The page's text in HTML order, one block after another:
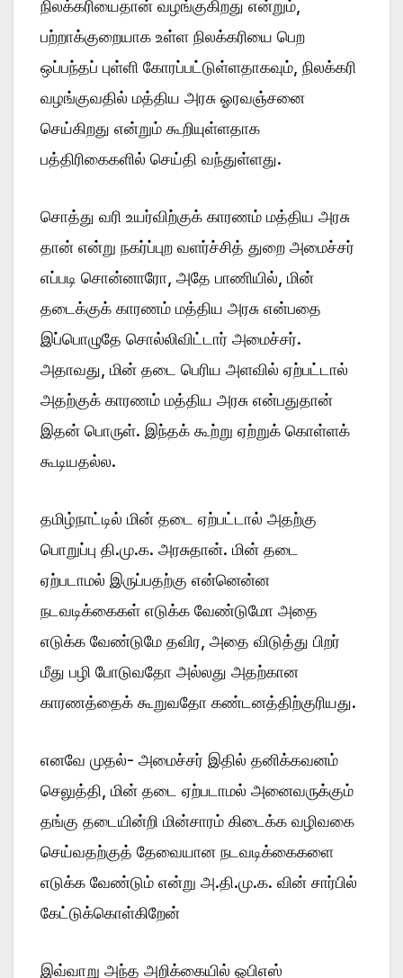
நிலக்கரியைதான் வழங்குகிறது என்றும்,
பற்றாக்குறையாக உள்ள நிலக்கரியை பெற
ஒப்பந்தப் புள்ளி கோரப்பட்டுள்ளதாகவும், நிலக்கரி
வழங்குவதில் மத்திய அரசு ஓரவஞ்சனை
செய்கிறது என்றும் கூறியுள்ளதாக
பத்திரிகைகளில் செய்தி வந்துள்ளது.
சொத்து வரி உயர்விற்குக் காரணம் மத்திய அரசு
தான் என்று நகர்ப்புற வளர்ச்சித் துறை அமைச்சர்
எப்படி சொன்னாரோ, அதே பாணியில், மின்
தடைக்குக் காரணம் மத்திய அரசு என்பதை
இப்பொழுதே சொல்லிவிட்டார் அமைச்சர்.
அதாவது, மின் தடை பெரிய அளவில் ஏற்பட்டால்
அதற்குக் காரணம் மத்திய அரசு என்பதுதான்
இதன் பொருள். இந்தக் கூற்று ஏற்றுக் கொள்ளக்
கூடியதல்ல.
தமிழ்நாட்டில் மின் தடை ஏற்பட்டால் அதற்கு
பொறுப்பு தி.மு.க. அரசுதான். மின் தடை
ஏற்படாமல் இருப்பதற்கு என்னென்ன
நடவடிக்கைகள் எடுக்க வேண்டுமோ அதை
எடுக்க வேண்டுமே தவிர, அதை விடுத்து பிறர்
மீது பழி போடுவதோ அல்லது அதற்கான
காரணத்தைக் கூறுவதோ கண்டனத்திற்குரியது.
எனவே முதல்- அமைச்சர் இதில் தனிக்கவனம்
செலுத்தி, மின் தடை ஏற்படாமல் அனைவருக்கும்
தங்கு தடையின்றி மின்சாரம் கிடைக்க வழிவகை
செய்வதற்குத் தேவையான நடவடிக்கைகளை
எடுக்க வேண்டும் என்று அ.தி.மு.க. வின் சார்பில்
கேட்டுக்கொள்கிறேன்
இவ்வாறு அந்த அறிக்கையில் ஓபிஎஸ்